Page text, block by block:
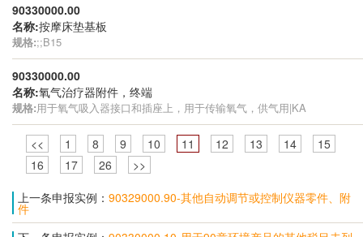
90330000.00
名称:按摩床垫基板
规格:;;B15
90330000.00
名称:氧气治疗器附件，终端
规格:用于氧气吸入器接口和插座上，用于传输氧气，供气用|KA
<< 1 8 9 10 11 12 13 14
15
16
17 26
>>
上一条申报实例： 90329000.90-其他自动调节或控制仪器零件、附
件